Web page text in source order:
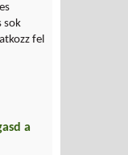
sok
fel
a